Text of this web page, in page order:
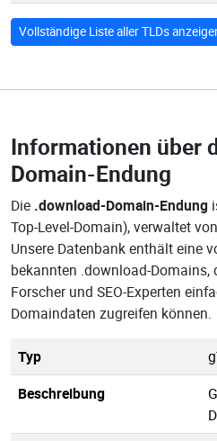
Vollständige Liste aller TLDs
Informationen über
Domain-Endung
Die .download-Domain-Endung
Top-Level-Domain), verwaltet
Unsere Datenbank enthält eine
bekannten .download-Domains,
Forscher und SEO-Experten
Domaindaten zugreifen können.
Typ
Beschreibung